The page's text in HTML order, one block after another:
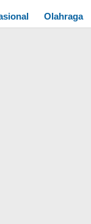
Olahraga